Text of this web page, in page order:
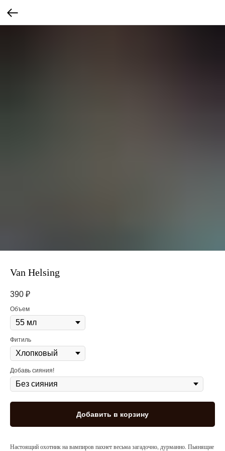
Van Helsing
390 ₽
Объем
Фитиль
Добавь сияния!
Добавить в корзину
Настоящий охотник на вампиров пахнет весьма загадочно, дурманно. Пьянящие